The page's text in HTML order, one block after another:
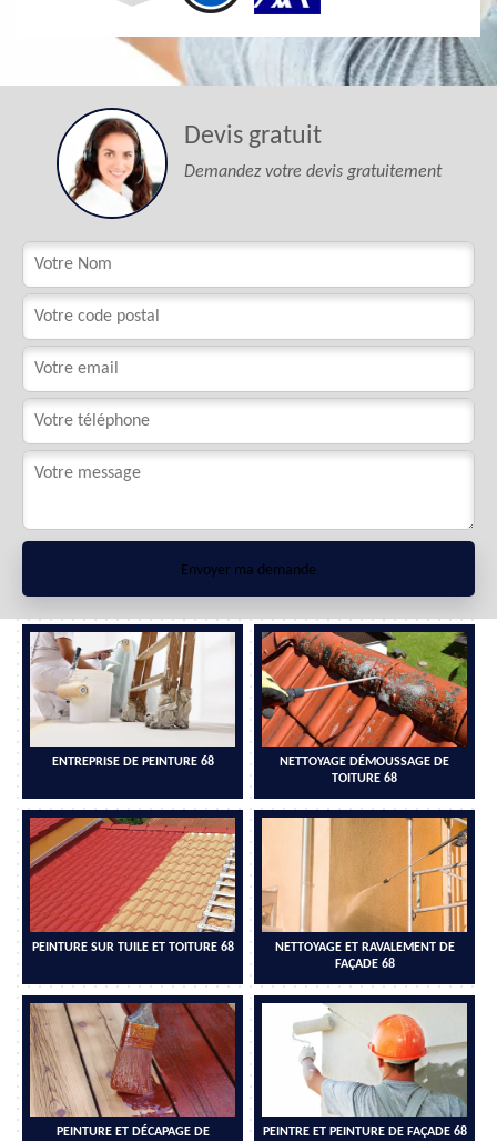
Devis gratuit
Demandez votre devis gratuitement
ENTREPRISE DE PEINTURE 68
NETTOYAGE DÉMOUSSAGE DE
TOITURE 68
PEINTURE SUR TUILE ET TOITURE 68
NETTOYAGE ET RAVALEMENT DE
FAÇADE 68
PEINTURE ET DÉCAPAGE DE
PEINTRE ET PEINTURE DE FAÇADE 68